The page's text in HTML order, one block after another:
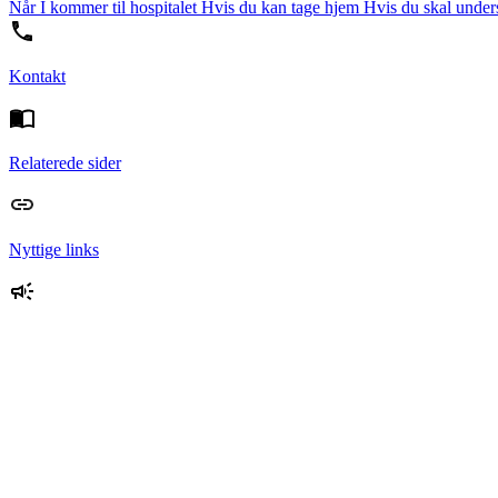
Når I kommer til hospitalet Hvis du kan tage hjem Hvis du skal
Kontakt
Relaterede sider
Nyttige links